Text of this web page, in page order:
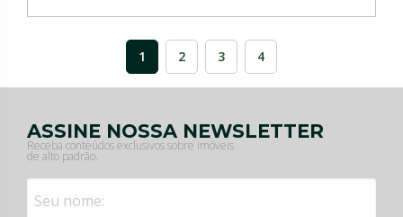
1 2 3 4
ASSINE NOSSA NEWSLETTER
Receba conteúdos exclusivos sobre imóveis
de alto padrão.